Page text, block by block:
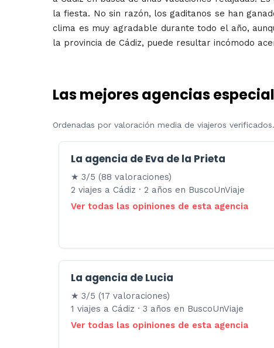
la fiesta. No sin razón, los gaditanos se han
clima es muy agradable durante todo el año,
la provincia de Cádiz, puede resultar incómodo
Las mejores agencias
Ordenadas por valoración media de viajeros verificados.
La agencia de Eva de la Prieta
★ 3/5 (88 valoraciones)
2 viajes a Cádiz · 2 años en BuscoUnViaje
Ver todas las opiniones de esta agencia
La agencia de Lucia
★ 3/5 (17 valoraciones)
1 viajes a Cádiz · 3 años en BuscoUnViaje
Ver todas las opiniones de esta agencia